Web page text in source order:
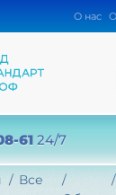
О нас
61 24/7
Все